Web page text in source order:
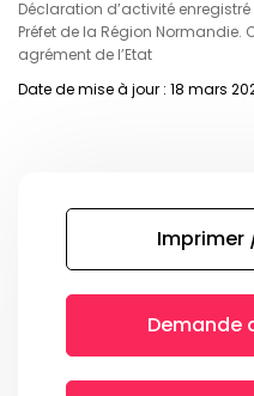
Déclaration d’activité
Préfet de la Région Normandie.
agrément de l’Etat
Date de mise à jour : 18 mars
Imprimer
Demande